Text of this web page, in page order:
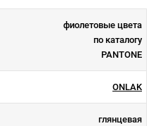
фиолетовые цвета
по каталогу
PANTONE
ONLAK
глянцевая